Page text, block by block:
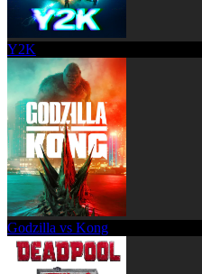
Y2K
Godzilla vs Kong